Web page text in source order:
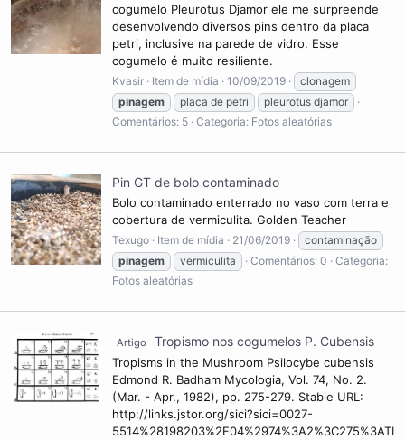
cogumelo Pleurotus Djamor ele me surpreende
desenvolvendo diversos pins dentro da placa
petri, inclusive na parede de vidro. Esse
cogumelo é muito resiliente.
Kvasir Item de mídia 10/09/2019
clonagem
pinagem
placa de petri
pleurotus djamor
Comentários: 5 Categoria: Fotos aleatórias
Pin GT de bolo contaminado
Bolo contaminado enterrado no vaso com terra e
cobertura de vermiculita. Golden Teacher
Texugo Item de mídia 21/06/2019
contaminação
pinagem
vermiculita Comentários: 0
Categoria:
Fotos aleatórias
Artigo Tropismo nos cogumelos P. Cubensis
Tropisms in the Mushroom Psilocybe cubensis
Edmond R. Badham Mycologia, Vol. 74, No. 2.
(Mar. - Apr., 1982), pp. 275-279. Stable URL:
http://links.jstor.org/sici?sici=0027-
5514%28198203%2F04%2974%3A2%3C275%3ATI